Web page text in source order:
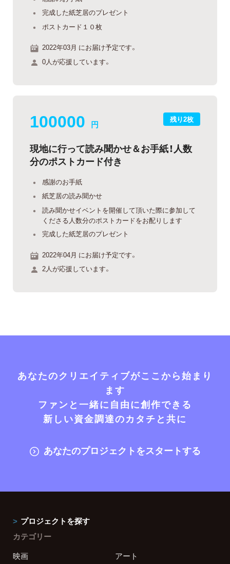
完成した紙芝居のプレゼント
ポストカード１０枚
2022年03月 にお届け予定です。
0人が応援しています。
残り2枚
100000 円
現地に行って読み聞かせ＆お手紙！人数
分のポストカード付き
感謝のお手紙
紙芝居の読み聞かせ
読み聞かせイベントを開催して頂いた際に参加して
くださる人数分のポストカードをお配りします
完成した紙芝居のプレゼント
2022年04月 にお届け予定です。
2人が応援しています。
あなたのクリエイティブがここから始まり
ます
ファンと一緒に自由に創作できる
新しい資金調達のカタチと共に
あなたのプロジェクトをスタートする
プロジェクトを探す
カテゴリー
映画
アート